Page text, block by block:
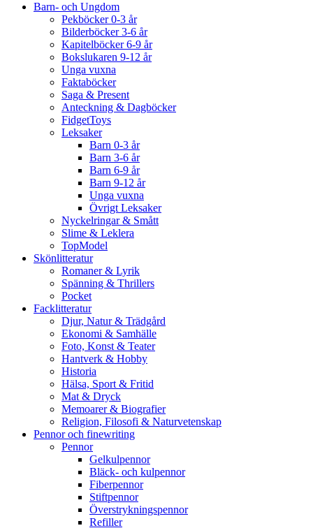
Barn- och Ungdom
Pekböcker 0-3 år
Bilderböcker 3-6 år
Kapitelböcker 6-9 år
Bokslukaren 9-12 år
Unga vuxna
Faktaböcker
Saga & Present
Anteckning & Dagböcker
FidgetToys
Leksaker
Barn 0-3 år
Barn 3-6 år
Barn 6-9 år
Barn 9-12 år
Unga vuxna
Övrigt Leksaker
Nyckelringar & Smått
Slime & Leklera
TopModel
Skönlitteratur
Romaner & Lyrik
Spänning & Thrillers
Pocket
Facklitteratur
Djur, Natur & Trädgård
Ekonomi & Samhälle
Foto, Konst & Teater
Hantverk & Hobby
Historia
Hälsa, Sport & Fritid
Mat & Dryck
Memoarer & Biografier
Religion, Filosofi & Naturvetenskap
Pennor och finewriting
Pennor
Gelkulpennor
Bläck- och kulpennor
Fiberpennor
Stiftpennor
Överstrykningspennor
Refiller